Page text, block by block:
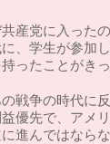
共産党に入った
、学生が参加
ったことがきっ
戦争の時代に
優先で、アメ
進んではなら